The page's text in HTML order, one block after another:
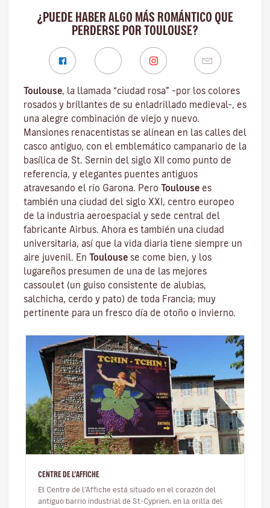
¿PUEDE HABER ALGO MÁS ROMÁNTICO QUE
PERDERSE POR TOULOUSE?
Toulouse, la llamada “ciudad rosa” –por los colores
rosados y brillantes de su enladrillado medieval–, es
una alegre combinación de viejo y nuevo.
Mansiones renacentistas se alinean en las calles del
casco antiguo, con el emblemático campanario de la
basílica de St. Sernin del siglo XII como punto de
referencia, y elegantes puentes antiguos
atravesando el río Garona. Pero Toulouse es
también una ciudad del siglo XXI, centro europeo
de la industria aeroespacial y sede central del
fabricante Airbus. Ahora es también una ciudad
universitaria, así que la vida diaria tiene siempre un
aire juvenil. En Toulouse se come bien, y los
lugareños presumen de una de las mejores
cassoulet (un guiso consistente de alubias,
salchicha, cerdo y pato) de toda Francia; muy
pertinente para un fresco día de otoño o invierno.
CENTRE DE L’AFFICHE
El Centre de l’Affiche está situado en el corazón del
antiguo barrio industrial de St-Cyprien, en la orilla del